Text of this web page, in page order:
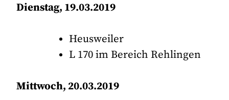
Dienstag, 19.03.2019
Heusweiler
L 170 im Bereich Rehlingen
Mittwoch, 20.03.2019